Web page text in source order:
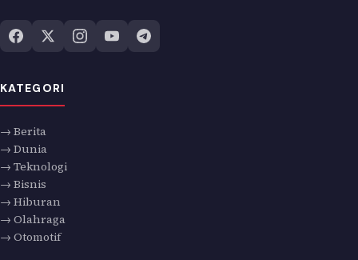
KATEGORI
→ Berita
→ Dunia
→ Teknologi
→ Bisnis
→ Hiburan
→ Olahraga
→ Otomotif